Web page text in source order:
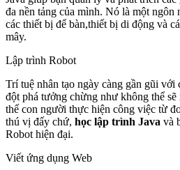
đa nền tảng của mình. Nó là một ngôn
các thiết bị để bàn,thiết bị di động và
mây.
Lập trình Robot
Trí tuệ nhân tạo ngày càng gần gũi
đột phá tưởng chừng như không thể
thế con người thực hiện công việc từ
thú vị đấy chứ, học lập trình Java và
Robot hiện đại.
Viết ứng dụng Web